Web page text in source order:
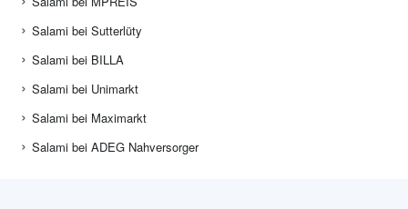
Salami bei Sutterlüty
Salami bei BILLA
Salami bei Unimarkt
Salami bei Maximarkt
Salami bei ADEG Nahversorger